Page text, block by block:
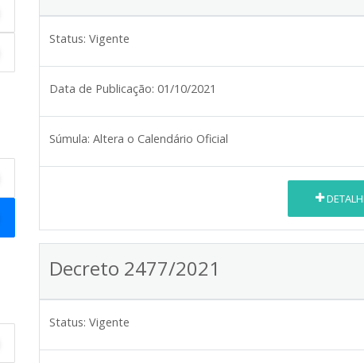
Status: Vigente
Data de Publicação: 01/10/2021
Súmula: Altera o Calendário Oficial
Decreto 2477/2021
Status: Vigente